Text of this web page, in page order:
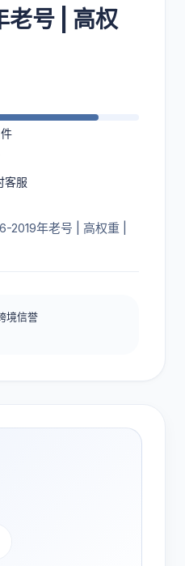
号 | 高权
件
客服
2019年老号 | 高权重 |
境信誉